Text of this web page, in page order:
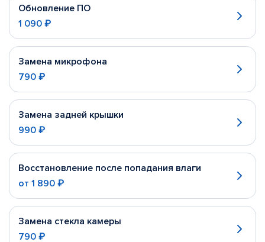
Обновление ПО
1 090 ₽
Замена микрофона
790 ₽
Замена задней крышки
990 ₽
Восстановление после попадания влаги
от 1 890 ₽
Замена стекла камеры
790 ₽